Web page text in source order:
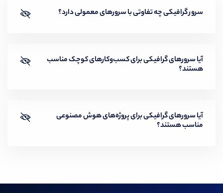
سرور گرافیکی چه تفاوتی با سرورهای معمولی دارد؟
سرورهای گرافیکی از GPU برای پردازش موازی داده‌ها
آیا سرورهای گرافیکی برای کسب‌وکارهای کوچک مناسب
هستند؟
کسب‌وکارهای کوچک نیز می‌توانند از سرورهای گرافیکی
آیا سرورهای گرافیکی برای پروژه‌های هوش مصنوعی
مناسب هستند؟
آموزش مدل‌های هوش مصنوعی و یادگیری ماشین بسیار